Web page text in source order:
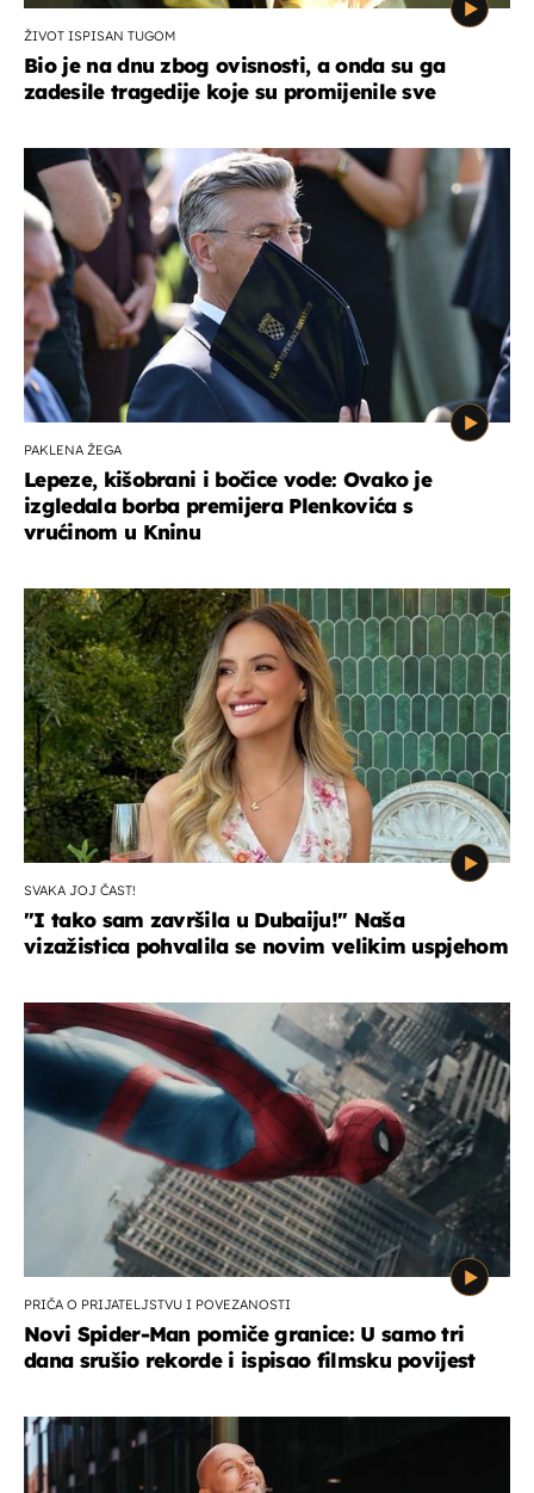
ŽIVOT ISPISAN TUGOM
Bio je na dnu zbog ovisnosti, a onda su ga
zadesile tragedije koje su promijenile sve
PAKLENA ŽEGA
Lepeze, kišobrani i bočice vode: Ovako je
izgledala borba premijera Plenkovića s
vrućinom u Kninu
SVAKA JOJ ČAST!
"I tako sam završila u Dubaiju!" Naša
vizažistica pohvalila se novim velikim uspjehom
PRIČA O PRIJATELJSTVU I POVEZANOSTI
Novi Spider-Man pomiče granice: U samo tri
dana srušio rekorde i ispisao filmsku povijest